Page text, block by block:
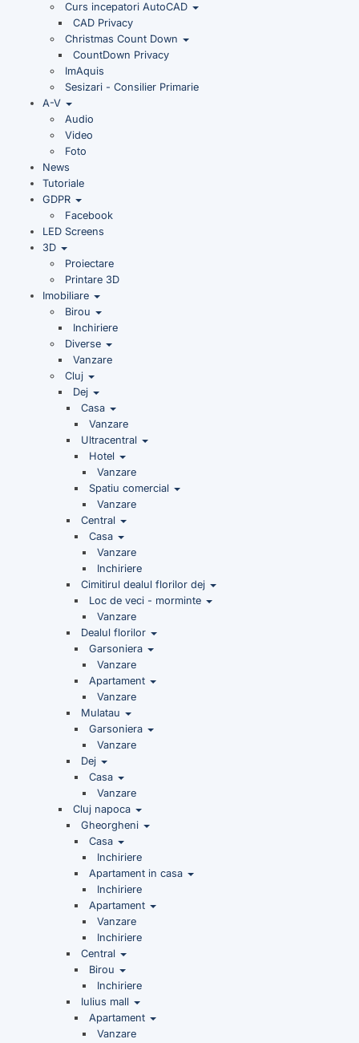
Curs incepatori AutoCAD
CAD Privacy
Christmas Count Down
CountDown Privacy
ImAquis
Sesizari - Consilier Primarie
A-V
Audio
Video
Foto
News
Tutoriale
GDPR
Facebook
LED Screens
3D
Proiectare
Printare 3D
Imobiliare
Birou
Inchiriere
Diverse
Vanzare
Cluj
Dej
Casa
Vanzare
Ultracentral
Hotel
Vanzare
Spatiu comercial
Vanzare
Central
Casa
Vanzare
Inchiriere
Cimitirul dealul florilor dej
Loc de veci - morminte
Vanzare
Dealul florilor
Garsoniera
Vanzare
Apartament
Vanzare
Mulatau
Garsoniera
Vanzare
Dej
Casa
Vanzare
Cluj napoca
Gheorgheni
Casa
Inchiriere
Apartament in casa
Inchiriere
Apartament
Vanzare
Inchiriere
Central
Birou
Inchiriere
Iulius mall
Apartament
Vanzare